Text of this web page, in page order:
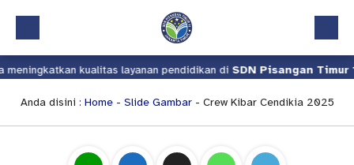
Beranda
Profil
Kalender Akademik
kualitas layanan pendidikan diSDN Pisangan Timur
Anda disini : Home- Slide Gambar- Crew Kibar Cendikia 2025